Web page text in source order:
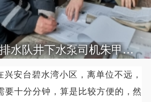
兴安矿动力科排水队井下水泵司机朱甲民（图左）在安全确认本上签字
兴安台碧水湾小区，离单位不远，
要十分分钟，算是比较方便的，然